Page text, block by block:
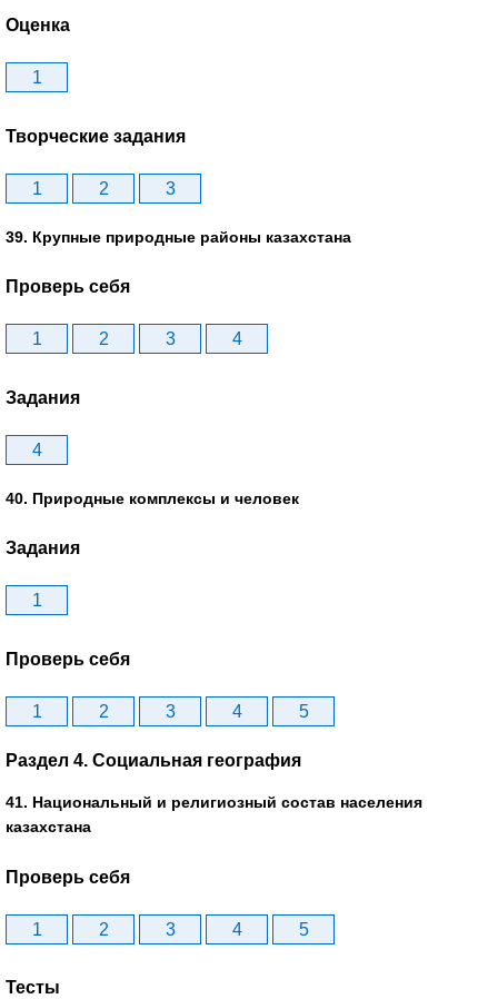
Оценка
1
Творческие задания
1 2 3
39. Крупные природные районы казахстана
Проверь себя
1 2 3 4
Задания
4
40. Природные комплексы и человек
Задания
1
Проверь себя
1 2 3 4 5
Раздел 4. Социальная география
41. Национальный и религиозный состав населения
казахстана
Проверь себя
1 2 3 4 5
Тесты